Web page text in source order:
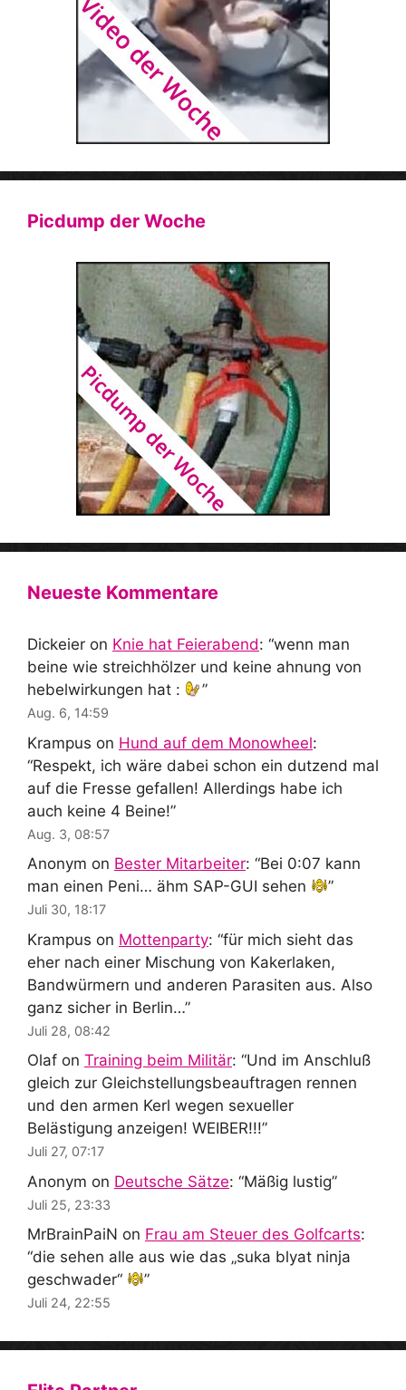
Picdump der Woche
Neueste Kommentare
Dickeier on Knie hat Feierabend: “wenn man
beine wie streichhölzer und keine ahnung von
hebelwirkungen hat :
”
Aug. 6, 14:59
Krampus on Hund auf dem Monowheel:
“Respekt, ich wäre dabei schon ein dutzend mal
auf die Fresse gefallen! Allerdings habe ich
auch keine 4 Beine!”
Aug. 3, 08:57
Anonym on Bester Mitarbeiter: “Bei 0:07 kann
man einen Peni… ähm SAP-GUI sehen
”
Juli 30, 18:17
Krampus on Mottenparty: “für mich sieht das
eher nach einer Mischung von Kakerlaken,
Bandwürmern und anderen Parasiten aus. Also
ganz sicher in Berlin…”
Juli 28, 08:42
Olaf on Training beim Militär: “Und im Anschluß
gleich zur Gleichstellungsbeauftragen rennen
und den armen Kerl wegen sexueller
Belästigung anzeigen! WEIBER!!!”
Juli 27, 07:17
Anonym on Deutsche Sätze: “Mäßig lustig”
Juli 25, 23:33
MrBrainPaiN on Frau am Steuer des Golfcarts:
“die sehen alle aus wie das „suka blyat ninja
geschwader“
”
Juli 24, 22:55